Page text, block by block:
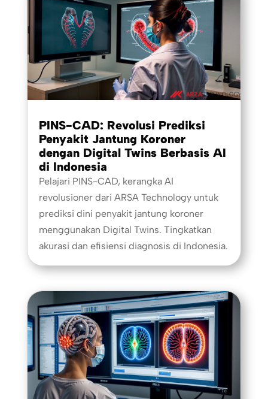
PINS-CAD: Revolusi Prediksi
Penyakit Jantung Koroner
dengan Digital Twins Berbasis AI
di Indonesia
Pelajari PINS-CAD, kerangka AI
revolusioner dari ARSA Technology untuk
prediksi dini penyakit jantung koroner
menggunakan Digital Twins. Tingkatkan
akurasi dan efisiensi diagnosis di Indonesia.